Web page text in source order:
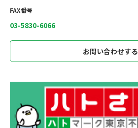
FAX番号
03-5830-6066
お問い合わせする